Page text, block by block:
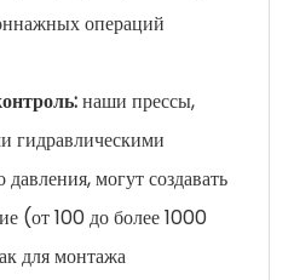
операций
наши прессы,
могут создавать
(от 100 до более 1000
для монтажа